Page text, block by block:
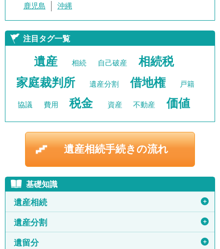
鹿児島
沖縄
注目タグ一覧
遺産 相続 自己破産
相続税
家庭裁判所
遺産分割 借地権 戸籍
協議 費用 税金 資産 不動産 価値
遺産相続手続きの流れ
基礎知識
遺産相続 ＋
遺産分割 ＋
遺留分 ＋